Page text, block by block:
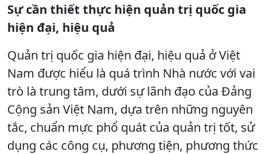
Sự cần thiết thực hiện quản trị quốc gia
hiện đại, hiệu quả
Quản trị quốc gia hiện đại, hiệu quả ở Việt
Nam được hiểu là quá trình Nhà nước với vai
trò là trung tâm, dưới sự lãnh đạo của Đảng
Cộng sản Việt Nam, dựa trên những nguyên
tắc, chuẩn mực phổ quát của quản trị tốt, sử
dụng các công cụ, phương tiện, phương thức